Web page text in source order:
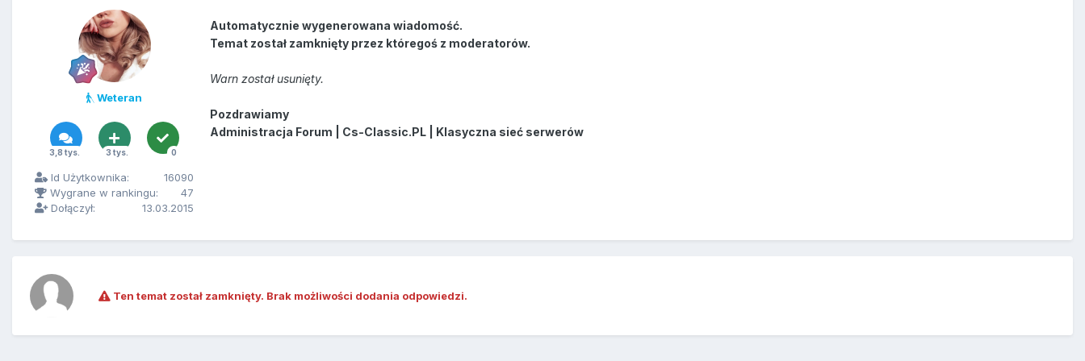
Weteran
3,8 tys. 3 tys. 0
Id Użytkownika:
16090
Wygrane w rankingu:
47
Dołączył:
13.03.2015
Automatycznie wygenerowana wiadomość.
Temat został zamknięty przez któregoś z moderatorów.
Warn został usunięty.
Pozdrawiamy
Administracja Forum | Cs-Classic.PL | Klasyczna sieć serwerów
Ten temat został zamknięty. Brak możliwości dodania odpowiedzi.